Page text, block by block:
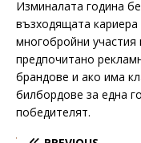
Изминалата година
възходящата
многобройни
предпочитано
брандове и ако има
билбордове за една
победителят.